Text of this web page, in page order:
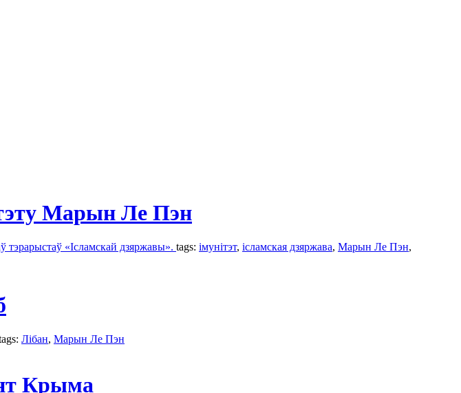
Марын Ле Пэн
тэрарыстаў «Ісламскай дзяржавы». tags: імунітэт, ісламская дзяржава, Марын Ле Пэн,
Лібан, Марын Ле Пэн
Крыма